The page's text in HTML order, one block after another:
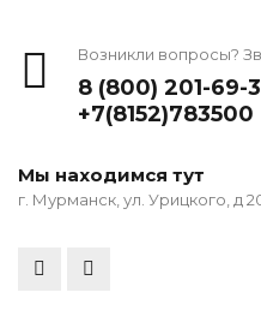
Возникли вопросы?
8 (800) 201-69-
+7(8152)783500
Мы находимся тут
г. Мурманск, ул. Урицкого, д